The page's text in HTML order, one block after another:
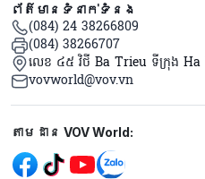
ព័ត៌មានទំនាក់ទំនង
(084) 24 38266809
(084) 38266707
លេខ ៤៥ វិថី Ba Trieu ទីក្រុង Ha
vovworld@vov.vn
Mạng xã hội
តាមដាន VOV World: